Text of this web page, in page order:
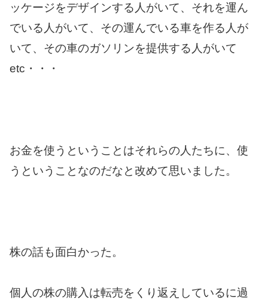
ッケージをデザインする人がいて、それを運ん
でいる人がいて、その運んでいる車を作る人が
いて、その車のガソリンを提供する人がいて
etc・・・
お金を使うということはそれらの人たちに、使
うということなのだなと改めて思いました。
株の話も面白かった。
個人の株の購入は転売をくり返えしているに過